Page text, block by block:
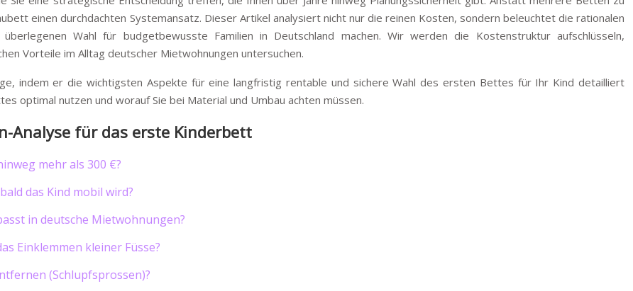
einen durchdachten Systemansatz. Dieser Artikel analysiert nicht nur die reinen Kosten, sondern beleuchtet die rationalen
Wahl für budgetbewusste Familien in Deutschland machen. Wir werden die Kostenstruktur aufschlüsseln,
Vorteile im Alltag deutscher Mietwohnungen untersuchen.
indem er die wichtigsten Aspekte für eine langfristig rentable und sichere Wahl des ersten Bettes für Ihr Kind detailliert
optimal nutzen und worauf Sie bei Material und Umbau achten müssen.
Analyse für das erste Kinderbett
mehr als 300 €?
das Kind mobil wird?
in deutsche Mietwohnungen?
Einklemmen kleiner Füsse?
(Schlupfsprossen)?